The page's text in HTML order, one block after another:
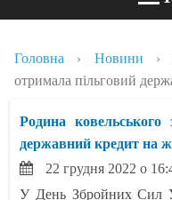
Головна Новини
отримала пільговий
Родина ковельського
державний кредит на
22 грудня 2022 о
У День Збройних Сил